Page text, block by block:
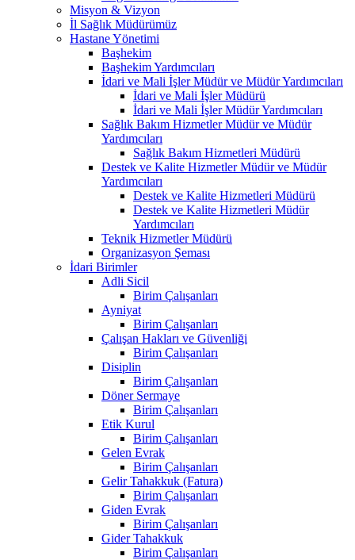
Misyon & Vizyon
İl Sağlık Müdürümüz
Hastane Yönetimi
Başhekim
Başhekim Yardımcıları
İdari ve Mali İşler Müdür ve Müdür Yardımcıları
İdari ve Mali İşler Müdürü
İdari ve Mali İşler Müdür Yardımcıları
Sağlık Bakım Hizmetler Müdür ve Müdür
Yardımcıları
Sağlık Bakım Hizmetleri Müdürü
Destek ve Kalite Hizmetler Müdür ve Müdür
Yardımcıları
Destek ve Kalite Hizmetleri Müdürü
Destek ve Kalite Hizmetleri Müdür
Yardımcıları
Teknik Hizmetler Müdürü
Organizasyon Şeması
İdari Birimler
Adli Sicil
Birim Çalışanları
Ayniyat
Birim Çalışanları
Çalışan Hakları ve Güvenliği
Birim Çalışanları
Disiplin
Birim Çalışanları
Döner Sermaye
Birim Çalışanları
Etik Kurul
Birim Çalışanları
Gelen Evrak
Birim Çalışanları
Gelir Tahakkuk (Fatura)
Birim Çalışanları
Giden Evrak
Birim Çalışanları
Gider Tahakkuk
Birim Çalışanları